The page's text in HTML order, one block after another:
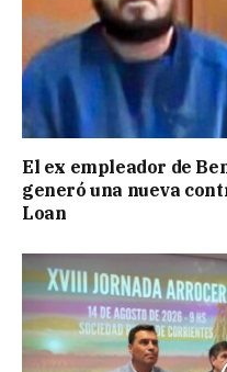
El ex empleador de
generó una nueva
Loan